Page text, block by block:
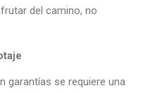
del camino, no
garantías se requiere una